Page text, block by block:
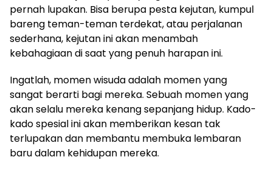
pernah lupakan. Bisa berupa pesta kejutan, kumpul
bareng teman-teman terdekat, atau perjalanan
sederhana, kejutan ini akan menambah
kebahagiaan di saat yang penuh harapan ini.
Ingatlah, momen wisuda adalah momen yang
sangat berarti bagi mereka. Sebuah momen yang
akan selalu mereka kenang sepanjang hidup. Kado-
kado spesial ini akan memberikan kesan tak
terlupakan dan membantu membuka lembaran
baru dalam kehidupan mereka.